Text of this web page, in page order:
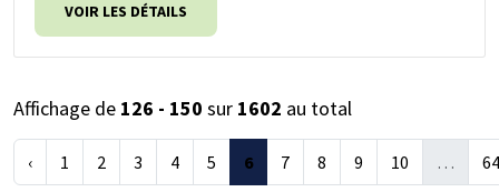
VOIR LES DÉTAILS
Affichage de 126 - 150 sur 1602 au total
‹ 1 2 3 4 5 6 7 8 9 10 … 64